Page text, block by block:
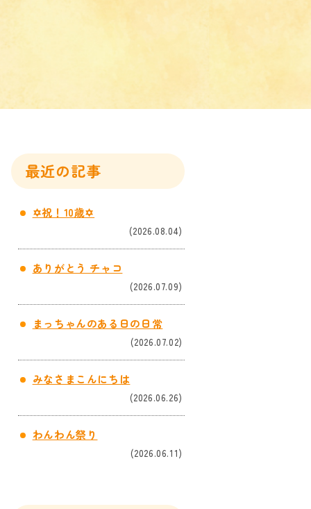
最近の記事
✡祝！10歳✡
(2026.08.04)
ありがとう チャコ
(2026.07.09)
まっちゃんのある日の日常
(2026.07.02)
みなさまこんにちは
(2026.06.26)
わんわん祭り
(2026.06.11)